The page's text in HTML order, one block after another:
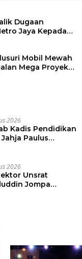
Dugaan
Jaya Kepada
Mobil Mewah
Mega Proyek
2026
Kadis Pendidikan
Jahja Paulus
2026
Unsrat
Jompa